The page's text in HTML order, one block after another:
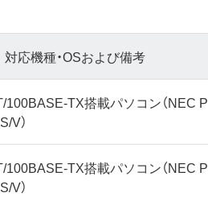
対応機種・OSおよび備考
100BASE-TX搭載パソコン（NEC P
V）
100BASE-TX搭載パソコン（NEC P
V）